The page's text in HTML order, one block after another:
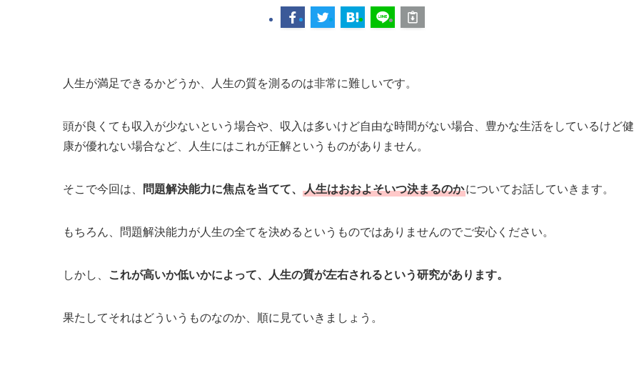
人生が満足できるかどうか、人生の質を測るのは非常に難しいです。
頭が良くても収入が少ないという場合や、収入は多いけど自由な時間がない場合、豊かな生活をしているけど健
康が優れない場合など、人生にはこれが正解というものがありません。
そこで今回は、 問題解決能力に焦点を当てて、 人生はおおよそいつ決まるのかについてお話していきます。
もちろん、問題解決能力が人生の全てを決めるというものではありませんのでご安心ください。
しかし、 これが高いか低いかによって、人生の質が左右されるという研究があります。
果たしてそれはどういうものなのか、順に見ていきましょう。